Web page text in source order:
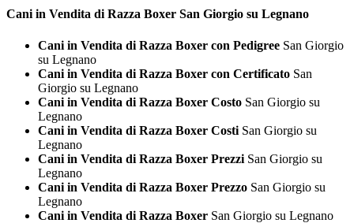
Cani in Vendita di Razza Boxer San Giorgio su Legnano
Cani in Vendita di Razza Boxer con Pedigree San Giorgio
su Legnano
Cani in Vendita di Razza Boxer con Certificato San
Giorgio su Legnano
Cani in Vendita di Razza Boxer Costo San Giorgio su
Legnano
Cani in Vendita di Razza Boxer Costi San Giorgio su
Legnano
Cani in Vendita di Razza Boxer Prezzi San Giorgio su
Legnano
Cani in Vendita di Razza Boxer Prezzo San Giorgio su
Legnano
Cani in Vendita di Razza Boxer San Giorgio su Legnano